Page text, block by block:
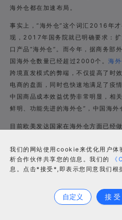
海外仓都在加速布局。
事实上，“海外仓”这个词汇2016年
现，2017年国务院就已明确要求：扩
口产品“海外仓”。而今年，据商务部
国海外仓数量已经超过2000个。 海外
跨境直发模式的弊端，不仅提高了时
电商的盘面，同时也快速地满足了疫情
中国商品成本效益优势非常明显，相
鲜明、功能先进的海外仓”，中国海外
目前欧美发达国家在海外仓方面已经
喉。而随着中国跨境出口电商飞速发
生了明显改变，海外仓正在成为中国
争“砝码”，作为领先的中国海外仓服
国、意大利、西班牙、澳大利亚、日
我们的网站使用cookie来优化用户体
析合作伙伴共享您的信息。我们的
息。点击*接受*,即表示您同意我们根
自定义 接 受